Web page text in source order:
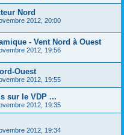
Nord
2012, 20:00
- Vent Nord à Ouest
2012, 19:56
Ouest
2012, 19:55
sur le VDP ...
2012, 19:35
2012, 19:34